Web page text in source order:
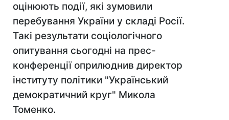
оцінюють події, які зумовили
перебування України у складі Росії.
Такі результати соціологічного
опитування сьогодні на прес-
конференції оприлюднив директор
інституту політики "Український
демократичний круг" Микола
Томенко.